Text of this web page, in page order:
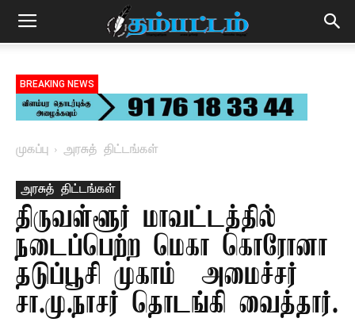
BREAKING NEWS
முகப்பு அரசுத் திட்டங்கள்
அரசுத் திட்டங்கள்
திருவள்ளூர் மாவட்டத்தில்
நடைப்பெற்ற மெகா கொரோனா
தடுப்பூசி முகாம் – அமைச்சர்
சா.மு.நாசர் தொடங்கி வைத்தார்.